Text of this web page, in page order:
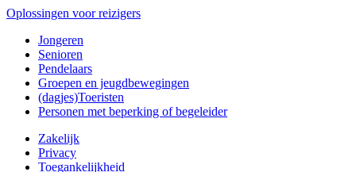
Oplossingen voor reizigers
Jongeren
Senioren
Pendelaars
Groepen en jeugdbewegingen
(dagjes)Toeristen
Personen met beperking of begeleider
Zakelijk
Privacy
Toegankelijkheid